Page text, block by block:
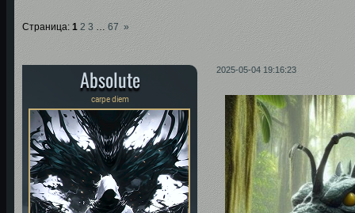
Страница: 1 2 3 … 67 »
2025-05-04 19:16:23
Absolute
carpe diem